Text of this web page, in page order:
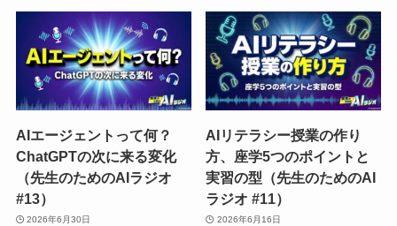
AIエージェントって何？
ChatGPTの次に来る変化
（先生のためのAIラジオ
#13）
2026年6月30日
AIリテラシー授業の作り
方、座学5つのポイントと
実習の型（先生のためのAI
ラジオ #11）
2026年6月16日